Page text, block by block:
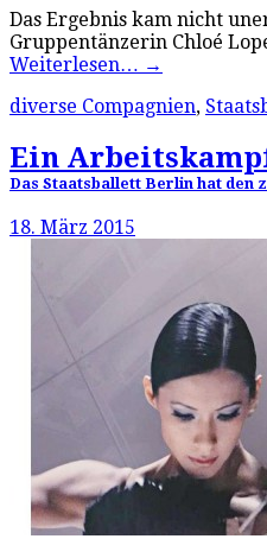
Das Ergebnis kam nicht
Gruppentänzerin Chloé
Weiterlesen… →
diverse Compagnien,
Ein
Das Staatsballett Berlin hat den
18. März 2015